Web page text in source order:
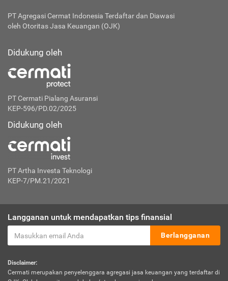
PT Agregasi Cermat Indonesia Terdaftar dan Diawasi
oleh Otoritas Jasa Keuangan (OJK)
Didukung oleh
PT Cermati Pialang Asuransi
KEP-596/PD.02/2025
Didukung oleh
PT Artha Investa Teknologi
KEP-7/PM.21/2021
Langganan untuk mendapatkan tips finansial
Berlangganan
Disclaimer:
Cermati merupakan penyelenggara agregasi jasa keuangan yang terdaftar di